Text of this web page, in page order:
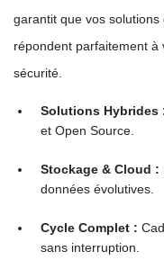
garantit que vos
répondent parfaitement
sécurité
Solutions Hybrides
et Open Source
Stockage & Cloud :
données évolutives
Cycle Complet :
sans interruption